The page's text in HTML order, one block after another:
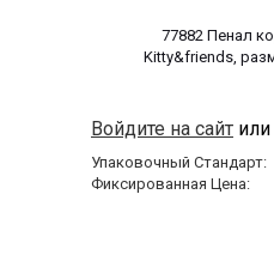
77882 Пенал
Kitty&friends,
Войдите на сайт или
Упаковочный Стандарт:
Фиксированная Цена: